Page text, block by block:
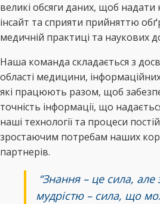
великі обсяги даних, щоб
інсайт та сприяти прийняттю
медичній практиці та наукових
Наша команда складається з
області медицини,
які працюють разом, щоб
точність інформації, що
наші технології та процеси
зростаючим потребам наших
партнерів.
“Знання – це сила,
мудрістю – сила, що